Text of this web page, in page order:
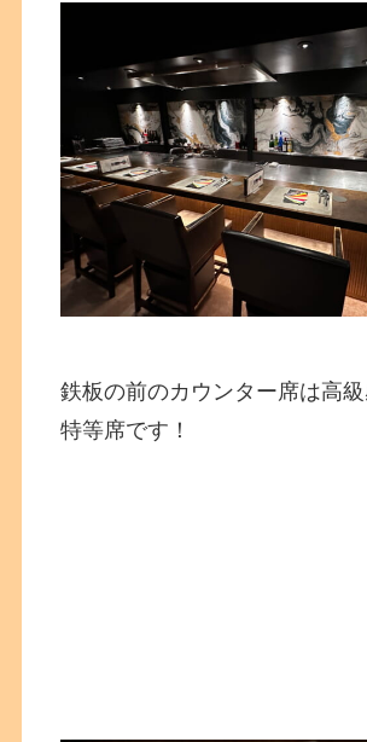
鉄板の前のカウンター席は高
特等席です！